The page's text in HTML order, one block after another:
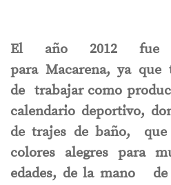
El año 2012 fue
para Macarena, ya
de trabajar como
calendario deportivo,
de trajes de baño, que
colores alegres para
edades, de la mano de